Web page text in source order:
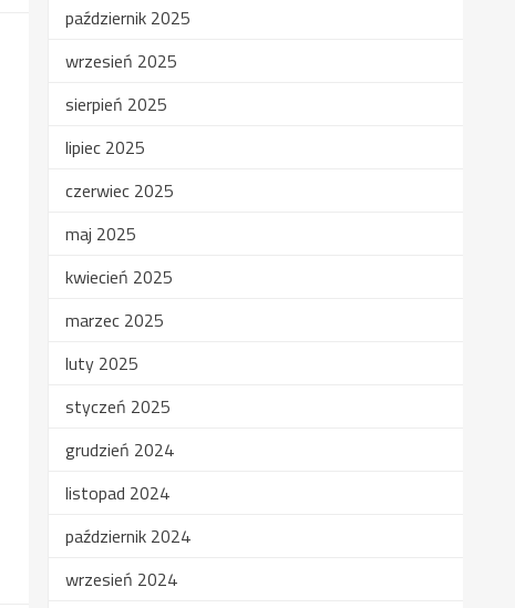
październik 2025
wrzesień 2025
sierpień 2025
lipiec 2025
czerwiec 2025
maj 2025
kwiecień 2025
marzec 2025
luty 2025
styczeń 2025
grudzień 2024
listopad 2024
październik 2024
wrzesień 2024